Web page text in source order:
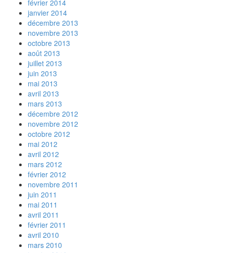
février 2014
janvier 2014
décembre 2013
novembre 2013
octobre 2013
août 2013
juillet 2013
juin 2013
mai 2013
avril 2013
mars 2013
décembre 2012
novembre 2012
octobre 2012
mai 2012
avril 2012
mars 2012
février 2012
novembre 2011
juin 2011
mai 2011
avril 2011
février 2011
avril 2010
mars 2010